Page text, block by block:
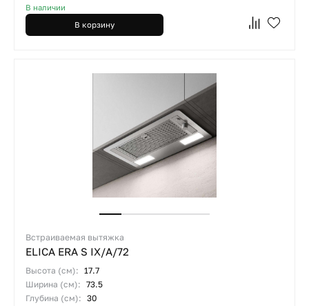
В наличии
В корзину
Встраиваемая вытяжка
ELICA ERA S IX/A/72
Высота (см): 17.7
Ширина (см): 73.5
Глубина (см): 30